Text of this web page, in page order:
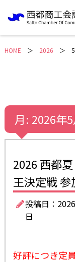
HOME ＞ 2026 5
月: 2026年5
2026 西都
王決定戦
投稿日：
日
好評につき定